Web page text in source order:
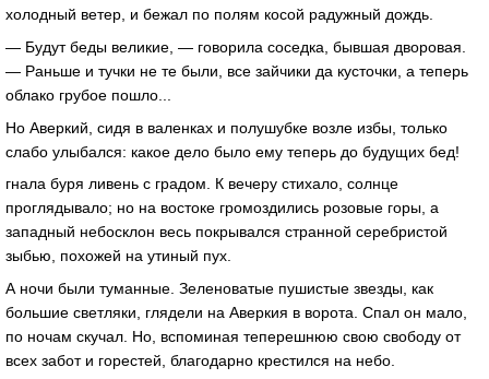
холодный ветер, и бежал по полям косой радужный дождь.
— Будут беды великие, — говорила соседка, бывшая дворовая.
— Раньше и тучки не те были, все зайчики да кусточки, а теперь
облако грубое пошло...
Но Аверкий, сидя в валенках и полушубке возле избы, только
слабо улыбался: какое дело было ему теперь до будущих бед!
гнала буря ливень с градом. К вечеру стихало, солнце
проглядывало; но на востоке громоздились розовые горы, а
западный небосклон весь покрывался странной серебристой
зыбью, похожей на утиный пух.
А ночи были туманные. Зеленоватые пушистые звезды, как
большие светляки, глядели на Аверкия в ворота. Спал он мало,
по ночам скучал. Но, вспоминая теперешнюю свою свободу от
всех забот и горестей, благодарно крестился на небо.